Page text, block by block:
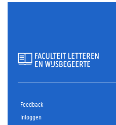
Feedback
Inloggen